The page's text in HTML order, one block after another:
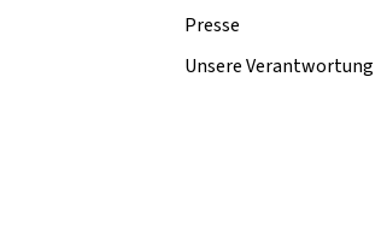
Presse
Unsere Verantwortung